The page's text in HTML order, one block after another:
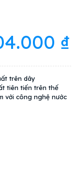
₫
trên dây
tiên tiến trên thế
với công nghệ nước